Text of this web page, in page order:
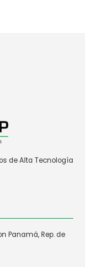
de Alta Tecnología
Panamá, Rep. de